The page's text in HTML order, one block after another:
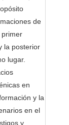
de
primer
la posterior
lugar.
en
y la
en el
y